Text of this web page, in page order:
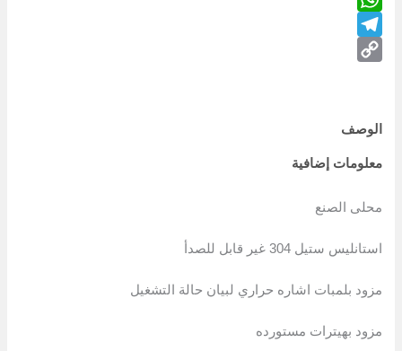
WhatsApp
Telegram
الوصف
معلومات إضافية
محلى الصنع
استانليس ستيل 304 غير قابل للصدأ
مزود بلمبات اشاره حراري لبيان حالة التشغيل
مزود بهيترات مستورده